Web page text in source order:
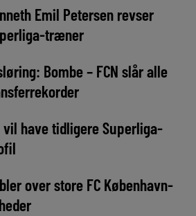
Emil Petersen revser
træner
Bombe – FCN slår alle
vil have tidligere Superliga-
over store FC København-